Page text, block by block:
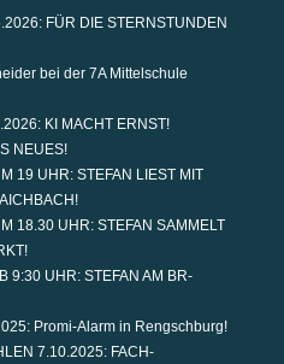
FÜR DIE STERNSTUNDEN
bei der 7A Mittelschule
KI MACHT ERNST!
NEUES!
19 UHR: STEFAN LIEST MIT
18.30 UHR: STEFAN SAMMELT
9:30 UHR: STEFAN AM BR-
Promi-Alarm in Rengschburg!
7.10.2025: FACH-